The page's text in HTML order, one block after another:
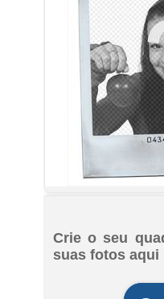
Crie o seu
suas fotos aqui